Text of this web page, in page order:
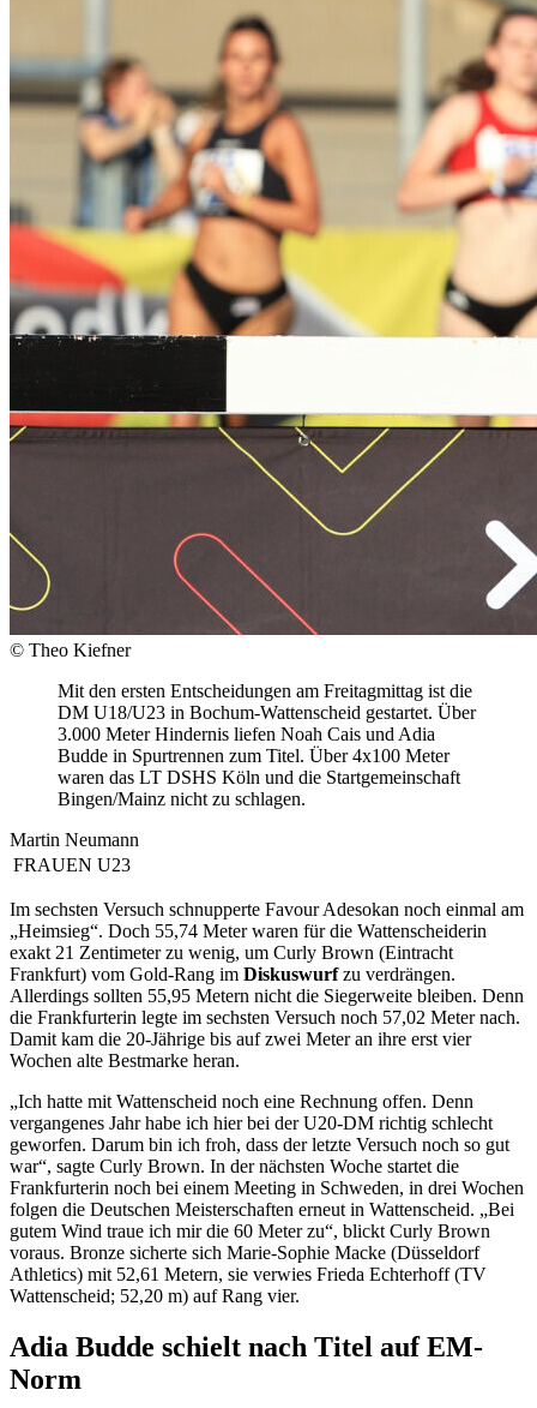
© Theo Kiefner
Mit den ersten Entscheidungen am Freitagmittag ist die
DM U18/U23 in Bochum-Wattenscheid gestartet. Über
3.000 Meter Hindernis liefen Noah Cais und Adia
Budde in Spurtrennen zum Titel. Über 4x100 Meter
waren das LT DSHS Köln und die Startgemeinschaft
Bingen/Mainz nicht zu schlagen.
Martin Neumann
FRAUEN U23
Im sechsten Versuch schnupperte Favour Adesokan noch einmal am
„Heimsieg“. Doch 55,74 Meter waren für die Wattenscheiderin
exakt 21 Zentimeter zu wenig, um Curly Brown (Eintracht
Frankfurt) vom Gold-Rang im Diskuswurfzu verdrängen.
Allerdings sollten 55,95 Metern nicht die Siegerweite bleiben. Denn
die Frankfurterin legte im sechsten Versuch noch 57,02 Meter nach.
Damit kam die 20-Jährige bis auf zwei Meter an ihre erst vier
Wochen alte Bestmarke heran.
„Ich hatte mit Wattenscheid noch eine Rechnung offen. Denn
vergangenes Jahr habe ich hier bei der U20-DM richtig schlecht
geworfen. Darum bin ich froh, dass der letzte Versuch noch so gut
war“, sagte Curly Brown. In der nächsten Woche startet die
Frankfurterin noch bei einem Meeting in Schweden, in drei Wochen
folgen die Deutschen Meisterschaften erneut in Wattenscheid. „Bei
gutem Wind traue ich mir die 60 Meter zu“, blickt Curly Brown
voraus. Bronze sicherte sich Marie-Sophie Macke (Düsseldorf
Athletics) mit 52,61 Metern, sie verwies Frieda Echterhoff (TV
Wattenscheid; 52,20 m) auf Rang vier.
Adia Budde schielt nach Titel auf EM-
Norm